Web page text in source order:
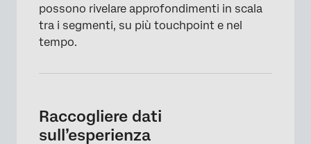
possono rivelare approfondimenti in scala
tra i segmenti, su più touchpoint e nel
tempo.
Raccogliere dati
sull’esperienza